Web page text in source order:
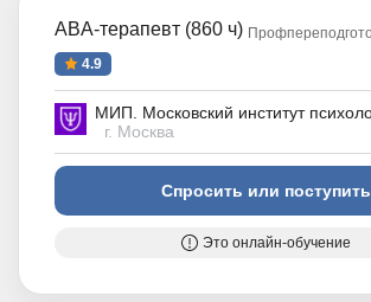
ABA-терапевт (860 ч)
4.9
МИП. Московский институт
г. Москва
Спросить или поступить
Это онлайн-обучение